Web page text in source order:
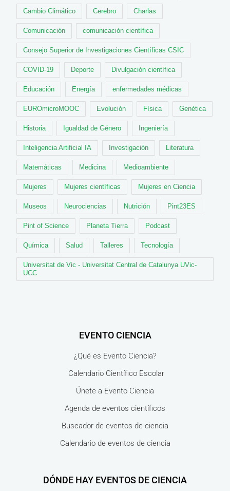
Cambio Climático Cerebro Charlas
Comunicación comunicación científica
Consejo Superior de Investigaciones Científicas CSIC
COVID-19 Deporte Divulgación científica
Educación Energía enfermedades médicas
EUROmicroMOOC Evolución Física Genética
Historia Igualdad de Género Ingeniería
Inteligencia Artificial IA Investigación Literatura
Matemáticas Medicina Medioambiente
Mujeres Mujeres científicas Mujeres en Ciencia
Museos Neurociencias Nutrición Pint23ES
Pint of Science Planeta Tierra Podcast
Química Salud Talleres Tecnología
Universitat de Vic - Universitat Central de Catalunya UVic-
UCC
EVENTO CIENCIA
¿Qué es Evento Ciencia?
Calendario Científico Escolar
Únete a Evento Ciencia
Agenda de eventos científicos
Buscador de eventos de ciencia
Calendario de eventos de ciencia
DÓNDE HAY EVENTOS DE CIENCIA